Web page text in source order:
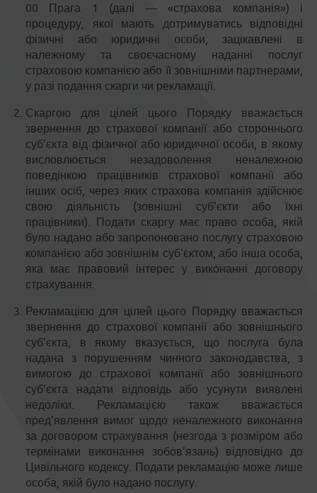
00 Прага 1 (далі — «страхова компанія») і
процедуру, якої мають дотримуватись відповідні
фізичні або юридичні особи, зацікавлені в
належному та своєчасному наданні послуг
страховою компанією або її зовнішніми партнерами,
у разі подання скарги чи рекламації.
Скаргою для цілей цього Порядку вважається
звернення до страхової компанії або стороннього
суб’єкта від фізичної або юридичної особи, в якому
висловлюється незадоволення неналежною
поведінкою працівників страхової компанії або
інших осіб, через яких страхова компанія здійснює
свою діяльність (зовнішні суб’єкти або їхні
працівники). Подати скаргу має право особа, якій
було надано або запропоновано послугу страховою
компанією або зовнішнім суб’єктом, або інша особа,
яка має правовий інтерес у виконанні договору
страхування.
Рекламацією для цілей цього Порядку вважається
звернення до страхової компанії або зовнішнього
суб’єкта, в якому вказується, що послуга була
надана з порушенням чинного законодавства, з
вимогою до страхової компанії або зовнішнього
суб’єкта надати відповідь або усунути виявлені
недоліки. Рекламацією також вважається
пред’явлення вимог щодо неналежного виконання
за договором страхування (незгода з розміром або
термінами виконання зобов’язань) відповідно до
Цивільного кодексу. Подати рекламацію може лише
особа, якій було надано послугу.